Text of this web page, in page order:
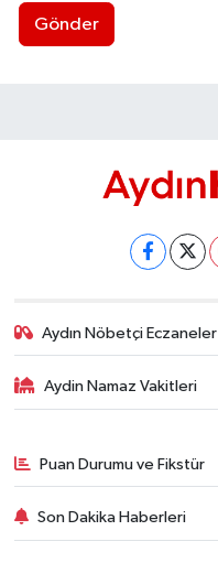
Gönder
Aydın Nöbetçi Eczaneler
Aydin Namaz Vakitleri
Puan Durumu ve Fikstür
Son Dakika Haberleri